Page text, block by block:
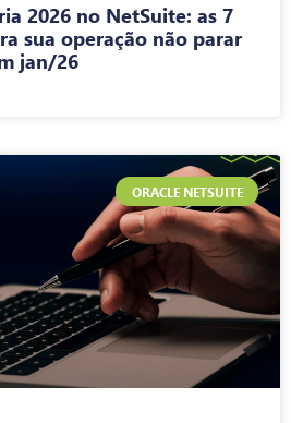
2026 no NetSuite: as 7
sua operação não parar
jan/26
ORACLE NETSUITE